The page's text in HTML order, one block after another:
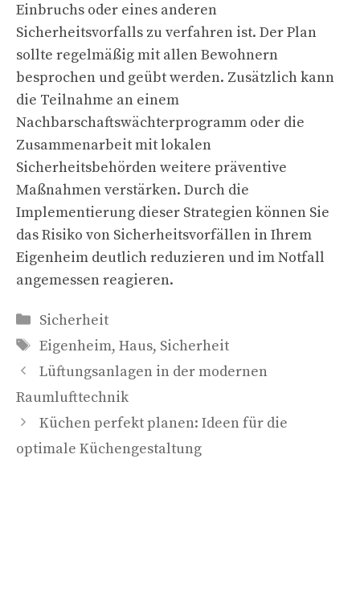
Einbruchs oder eines anderen
Sicherheitsvorfalls zu verfahren ist. Der Plan
sollte regelmäßig mit allen Bewohnern
besprochen und geübt werden. Zusätzlich kann
die Teilnahme an einem
Nachbarschaftswächterprogramm oder die
Zusammenarbeit mit lokalen
Sicherheitsbehörden weitere präventive
Maßnahmen verstärken. Durch die
Implementierung dieser Strategien können Sie
das Risiko von Sicherheitsvorfällen in Ihrem
Eigenheim deutlich reduzieren und im Notfall
angemessen reagieren.
Kategorien
Sicherheit
Schlagwörter
Eigenheim, Haus, Sicherheit
Lüftungsanlagen in der modernen
Raumlufttechnik
Küchen perfekt planen: Ideen für die
optimale Küchengestaltung